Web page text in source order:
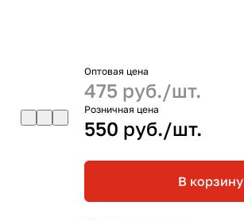
Оптовая цена
475 руб./шт.
Розничная цена
550 руб./шт.
В корзину